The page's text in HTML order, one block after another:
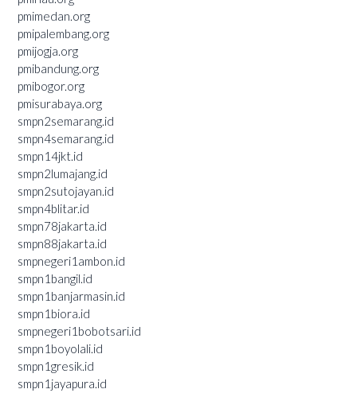
pmimedan.org
pmipalembang.org
pmijogja.org
pmibandung.org
pmibogor.org
pmisurabaya.org
smpn2semarang.id
smpn4semarang.id
smpn14jkt.id
smpn2lumajang.id
smpn2sutojayan.id
smpn4blitar.id
smpn78jakarta.id
smpn88jakarta.id
smpnegeri1ambon.id
smpn1bangil.id
smpn1banjarmasin.id
smpn1biora.id
smpnegeri1bobotsari.id
smpn1boyolali.id
smpn1gresik.id
smpn1jayapura.id